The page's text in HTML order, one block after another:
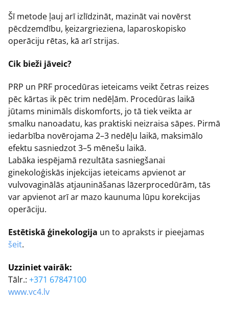
Šī metode ļauj arī izlīdzināt, mazināt vai novērst
pēcdzemdību, ķeizargrieziena, laparoskopisko
operāciju rētas, kā arī strijas.
Cik bieži jāveic?
PRP un PRF procedūras ieteicams veikt četras reizes
pēc kārtas ik pēc trim nedēļām. Procedūras laikā
jūtams minimāls diskomforts, jo tā tiek veikta ar
smalku nanoadatu, kas praktiski neizraisa sāpes. Pirmā
iedarbība novērojama 2–3 nedēļu laikā, maksimālo
efektu sasniedzot 3–5 mēnešu laikā.
Labāka iespējamā rezultāta sasniegšanai
ginekoloģiskās injekcijas ieteicams apvienot ar
vulvovaginālās atjaunināšanas lāzerprocedūrām, tās
var apvienot arī ar mazo kaunuma lūpu korekcijas
operāciju.
Estētiskā ģinekologija un to apraksts ir pieejamas
šeit.
Uzziniet vairāk:
Tālr.: +371 67847100
www.vc4.lv